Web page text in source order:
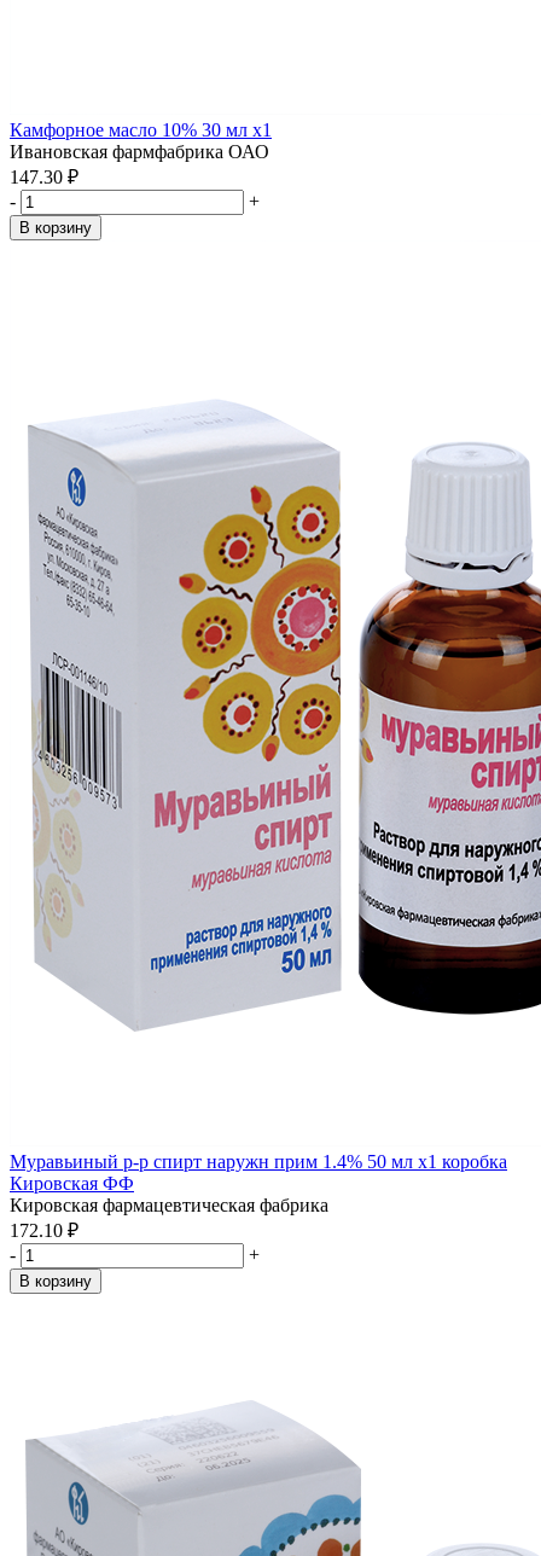
Камфорное масло 10% 30 мл x1
Ивановская фармфабрика ОАО
147.30 ₽
-
+
В корзину
Муравьиный р-р спирт наружн прим 1.4% 50 мл x1 коробка
Кировская ФФ
Кировская фармацевтическая фабрика
172.10 ₽
-
+
В корзину